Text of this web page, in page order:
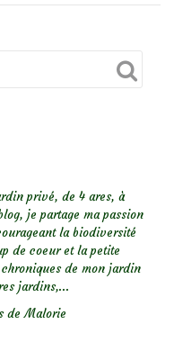
privé, de 4 ares, à
je partage ma passion
la biodiversité
de coeur et la petite
de mon jardin
jardins,...
de Malorie